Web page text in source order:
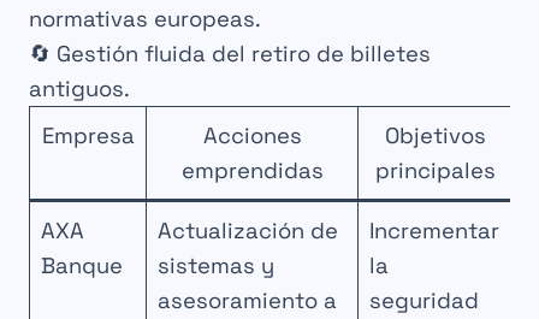
normativas europeas.
🔄 Gestión fluida del retiro de billetes
antiguos.
Empresa
Acciones
emprendidas
Objetivos
principales
AXA
Banque
Actualización de
sistemas y
asesoramiento a
Incrementar
la
seguridad